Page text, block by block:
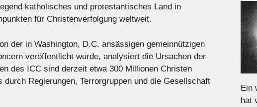
katholisches und protestantisches Land in
für Christenverfolgung weltweit.
der in Washington, D.C. ansässigen gemeinnützigen
veröffentlicht wurde, analysiert die Ursachen der
des ICC sind derzeit etwa 300 Millionen Christen
Regierungen, Terrorgruppen und die Gesellschaft
Ein
hat